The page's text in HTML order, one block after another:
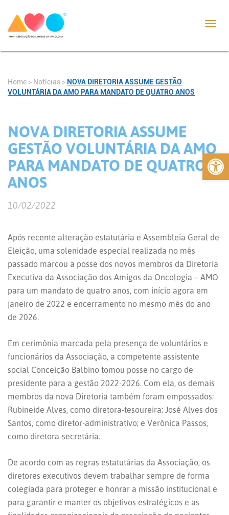
Abrir
Home > Notícias > NOVA DIRETORIA ASSUME GESTÃO
VOLUNTÁRIA DA AMO PARA MANDATO DE QUATRO ANOS
NOVA DIRETORIA ASSUME
GESTÃO VOLUNTÁRIA DA AMO
PARA MANDATO DE QUATRO
ANOS
10/02/2022
Após recente alteração estatutária e Assembleia Geral de
Eleição, uma solenidade especial realizada no mês
passado marcou a posse dos novos membros da Diretoria
Executiva da Associação dos Amigos da Oncologia – AMO
para um mandato de quatro anos, com início agora em
janeiro de 2022 e encerramento no mesmo mês do ano
de 2026.
Em cerimônia marcada pela presença de voluntários e
funcionários da Associação, a competente assistente
social Conceição Balbino tomou posse no cargo de
presidente para a gestão 2022-2026. Com ela, os demais
membros da nova Diretoria também foram empossados:
Rubineide Alves, como diretora-tesoureira; José Alves dos
Santos, como diretor-administrativo; e Verônica Passos,
como diretora-secretária.
De acordo com as regras estatutárias da Associação, os
diretores executivos devem trabalhar sempre de forma
colegiada para proteger e honrar a missão institucional e
para garantir e manter os objetivos estratégicos e as